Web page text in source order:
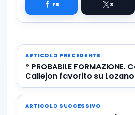
ARTICOLO PRECEDENTE
? PROBABILE FORMAZIONE.
Callejon favorito su Lozano
ARTICOLO SUCCESSIVO